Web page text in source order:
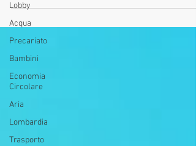
Lobby
Acqua
Precariato
Bambini
Economia
Circolare
Aria
Lombardia
Trasporto